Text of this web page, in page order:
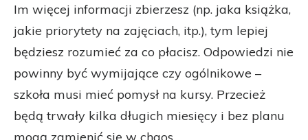
Im więcej informacji zbierzesz (np. jaka książka,
jakie priorytety na zajęciach, itp.), tym lepiej
będziesz rozumieć za co płacisz. Odpowiedzi nie
powinny być wymijające czy ogólnikowe –
szkoła musi mieć pomysł na kursy. Przecież
będą trwały kilka długich miesięcy i bez planu
mogą zamienić się w chaos.